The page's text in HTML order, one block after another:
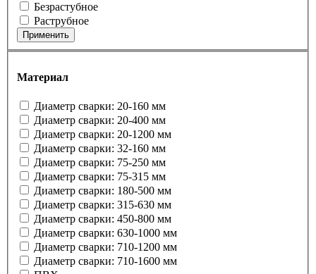
Безрастубное
Раструбное
Применить
Материал
Диаметр сварки: 20-160 мм
Диаметр сварки: 20-400 мм
Диаметр сварки: 20-1200 мм
Диаметр сварки: 32-160 мм
Диаметр сварки: 75-250 мм
Диаметр сварки: 75-315 мм
Диаметр сварки: 180-500 мм
Диаметр сварки: 315-630 мм
Диаметр сварки: 450-800 мм
Диаметр сварки: 630-1000 мм
Диаметр сварки: 710-1200 мм
Диаметр сварки: 710-1600 мм